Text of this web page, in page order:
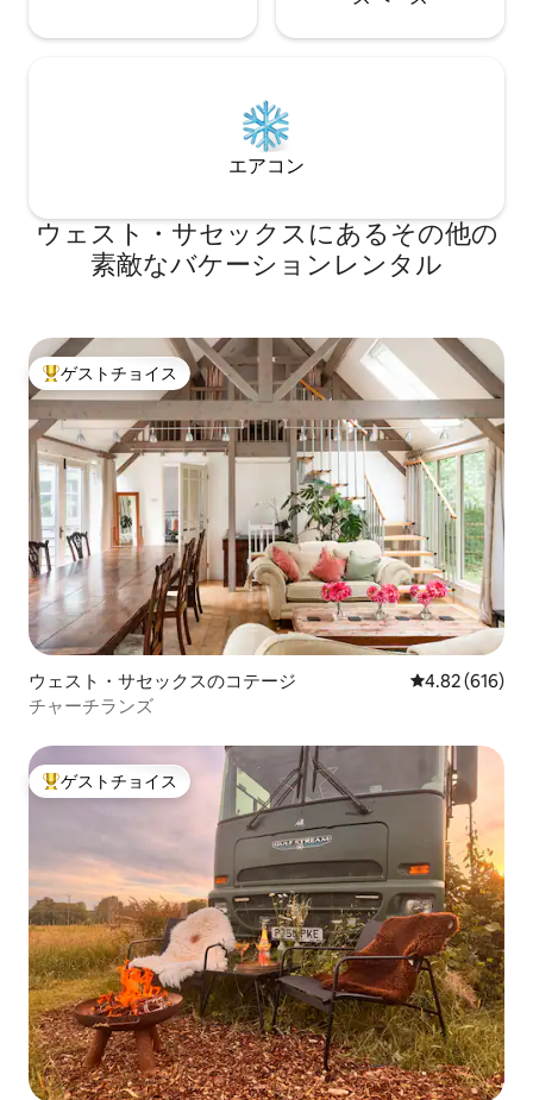
シーで5分程度で簡単に行くことができま
エアコン
ウェスト・サセックスにあるその他の
素敵なバケーションレンタル
大好評のゲストチョイスです。
ゲストチョイス
ウェスト・サセックスのコテージ レビュー616
4.82 (616)
チャーチランズ
大好評のゲストチョイスです。
ゲストチョイス